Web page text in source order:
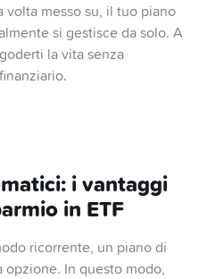
volta messo su, il tuo piano
si gestisce da solo. A
la vita senza
i vantaggi
in ETF
ricorrente, un piano di
opzione. In questo modo,